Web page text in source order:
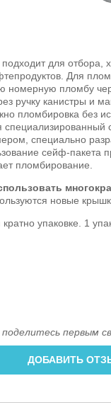
подходит для отбора,
Для
номерную пломбу
ручку канистры и
пломбировка без
специализированный
специально
сейф-пакета
пломбирование.
новые
упаковке. 1
первым
ДОБАВИТЬ